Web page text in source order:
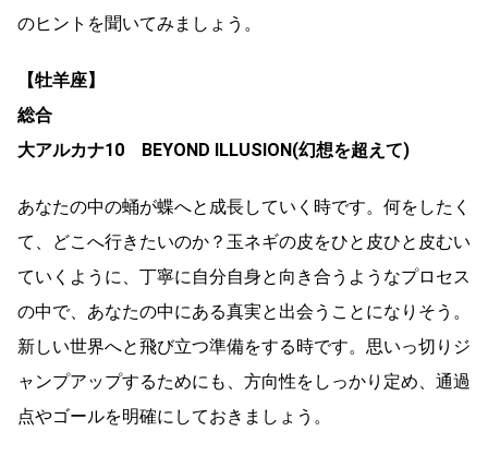
のヒントを聞いてみましょう。
【牡羊座】
総合
大アルカナ10 BEYOND ILLUSION(幻想を超えて)
あなたの中の蛹が蝶へと成長していく時です。何をしたく
て、どこへ行きたいのか？玉ネギの皮をひと皮ひと皮むい
ていくように、丁寧に自分自身と向き合うようなプロセス
の中で、あなたの中にある真実と出会うことになりそう。
新しい世界へと飛び立つ準備をする時です。思いっ切りジ
ャンプアップするためにも、方向性をしっかり定め、通過
点やゴールを明確にしておきましょう。